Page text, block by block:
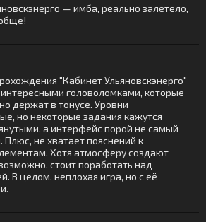
— имба, реально залетело,
"Кабинет Ульяновскэнерго"
интересными головоломками, которые
держат в тонусе. Уровни
но некоторые задания кажутся
а интерфейс порой не самый
Плюс, не хватает пояснений к
Хотя атмосферу создают
стоит поработать над
В целом, неплохая игра, но с её